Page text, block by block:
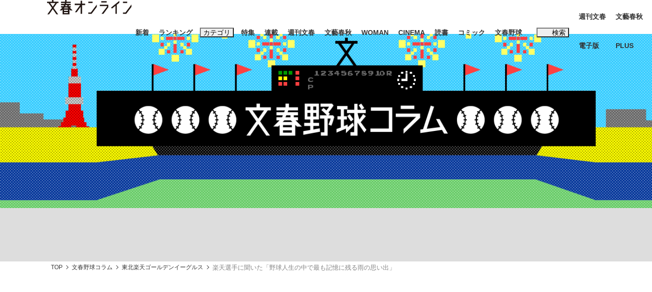
新着 ランキング カテゴリ
スクープ ニュース エンタメ ライフ ビジネス インタビュー 読書
「善か悪かはどちらでもいい」リアル『九条の大罪』弁護士が明かすトク... 「キオクシアの投資の桁は一つ多くてもいい」時価総額が一時トヨタ超え...
特集
終戦から81年 日本生まれのK-POPアイドルたち
連載 週刊文春 文藝春秋 WOMAN CINEMA 読書 コミック 文春野球 検索
キーワード入力
おすすめのキーワードタグ一覧
#藤田晋 #三山凌輝 #高市早苗 #後藤真希 #森岡毅 #城彰二 #内田有紀
#松田聖子
#玉木雄一郎
#亀和田武
週刊文春
電子版
文藝春秋
PLUS
TOP 文春野球コラム 東北楽天ゴールデンイーグルス 楽天選手に聞いた「野球人生の中で最も記憶に残る雨の思い出」